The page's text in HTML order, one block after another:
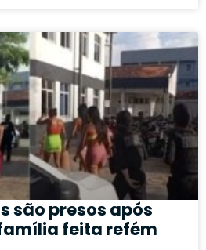
são presos após
feita refém